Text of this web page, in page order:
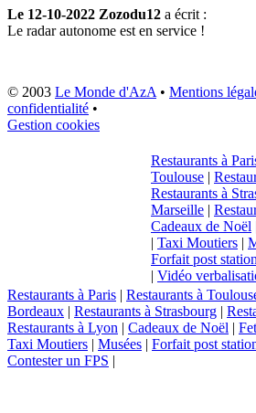
Le 12-10-2022 Zozodu12 a écrit :
Le radar autonome est en service !
© 2003 Le Monde d'AzA • Mentions
confidentialité •
Gestion cookies
Restaurants à
Toulouse |
Restaurants à
Marseille |
Cadeaux de Noël
| Taxi Moutiers |
Forfait post
| Vidéo
Restaurants à Paris | Restaurants à
Bordeaux | Restaurants à Strasbourg |
Restaurants à Lyon | Cadeaux de Noël |
Taxi Moutiers | Musées | Forfait post
Contester un FPS |